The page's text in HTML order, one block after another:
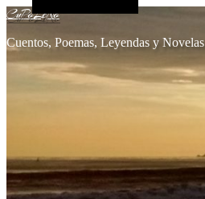
CuPoLeNo
Cuentos, Poemas, Leyendas y Novelas